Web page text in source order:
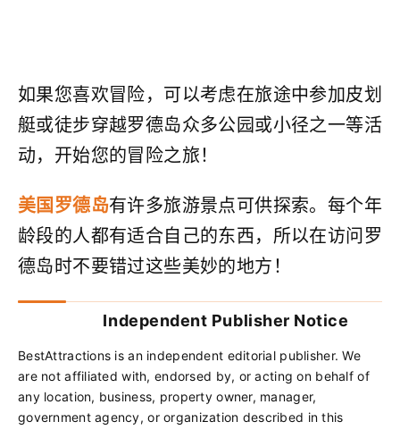
如果您喜欢冒险，可以考虑在旅途中参加皮划
艇或徒步穿越罗德岛众多公园或小径之一等活
动，开始您的冒险之旅！
美国罗德岛有许多旅游景点可供探索。每个年
龄段的人都有适合自己的东西，所以在访问罗
德岛时不要错过这些美妙的地方！
Independent Publisher Notice
BestAttractions is an independent editorial publisher. We
are not affiliated with, endorsed by, or acting on behalf of
any location, business, property owner, manager,
government agency, or organization described in this